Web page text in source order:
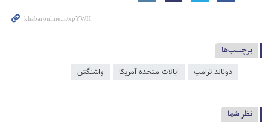
برچسب‌ها
دونالد ترامپ ایالات متحده آمریکا واشنگتن
نظر شما